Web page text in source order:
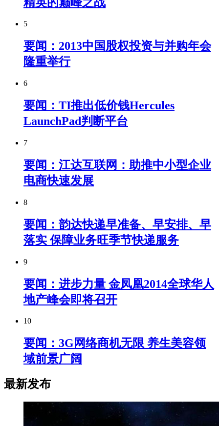
5
要闻：2013中国股权投资与并购年会
隆重举行
6
要闻：TI推出低价钱Hercules
LaunchPad判断平台
7
要闻：江达互联网：助推中小型企业
电商快速发展
8
要闻：韵达快递早准备、早安排、早
落实 保障业务旺季节快递服务
9
要闻：进步力量 金凤凰2014全球华人
地产峰会即将召开
10
要闻：3G网络商机无限 养生美容领
域前景广阔
最新发布